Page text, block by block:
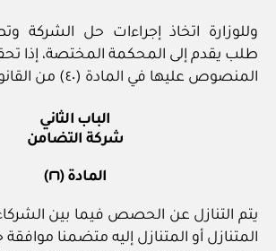
وللوزارة اتخاذ إجراءات حل الشركة
طلب يقدم إلى المحكمة المختصة، إذا
المنصوص عليها في المادة (٤٠) من القانون.
الباب الثاني
شركة التضامن
المادة (٢٦)
يتم التنازل عن الحصص فيما بين
المتنازل أو المتنازل إليه متضمنا